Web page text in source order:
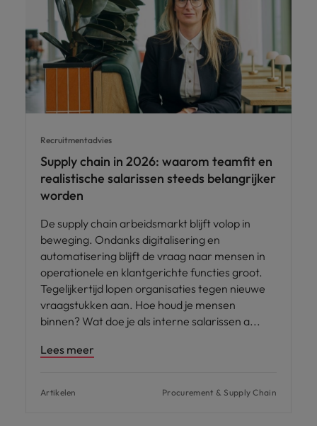
Recruitmentadvies
Supply chain in 2026: waarom teamfit en
realistische salarissen steeds belangrijker
worden
De supply chain arbeidsmarkt blijft volop in
beweging. Ondanks digitalisering en
automatisering blijft de vraag naar mensen in
operationele en klantgerichte functies groot.
Tegelijkertijd lopen organisaties tegen nieuwe
vraagstukken aan. Hoe houd je mensen
binnen? Wat doe je als interne salarissen a
Lees meer
Artikelen Procurement & Supply Chain